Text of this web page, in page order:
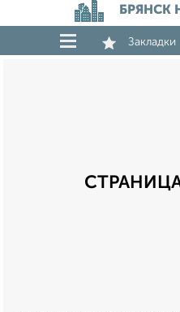
БРЯНСК
Закладки